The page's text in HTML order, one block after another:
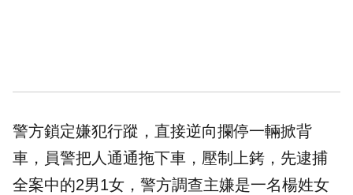
警方鎖定嫌犯行蹤，直接逆向攔停一輛掀背
車，員警把人通通拖下車，壓制上銬，先逮捕
全案中的2男1女，警方調查主嫌是一名楊姓女